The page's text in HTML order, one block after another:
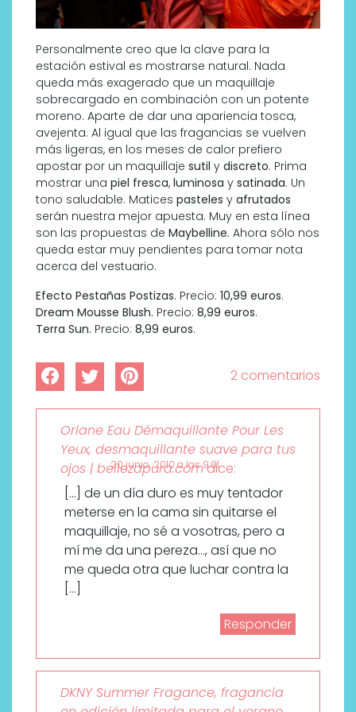
Personalmente creo que la clave para la
estación estival es mostrarse natural. Nada
queda más exagerado que un maquillaje
sobrecargado en combinación con un potente
moreno. Aparte de dar una apariencia tosca,
avejenta. Al igual que las fragancias se vuelven
más ligeras, en los meses de calor prefiero
apostar por un maquillaje sutil y discreto. Prima
mostrar una piel fresca, luminosa y satinada. Un
tono saludable. Matices pasteles y afrutados
serán nuestra mejor apuesta. Muy en esta línea
son las propuestas de Maybelline. Ahora sólo nos
queda estar muy pendientes para tomar nota
acerca del vestuario.
Efecto Pestañas Postizas. Precio: 10,99 euros.
Dream Mousse Blush. Precio: 8,99 euros.
Terra Sun. Precio: 8,99 euros.
2 comentarios
Orlane Eau Démaquillante Pour Les
Yeux, desmaquillante suave para tus
ojos | bellezapura.comdice:
20 junio, 2010 a las 9:01
[…] de un día duro es muy tentador
meterse en la cama sin quitarse el
maquillaje, no sé a vosotras, pero a
mí me da una pereza…, así que no
me queda otra que luchar contra la
[…]
Responder
DKNY Summer Fragance, fragancia